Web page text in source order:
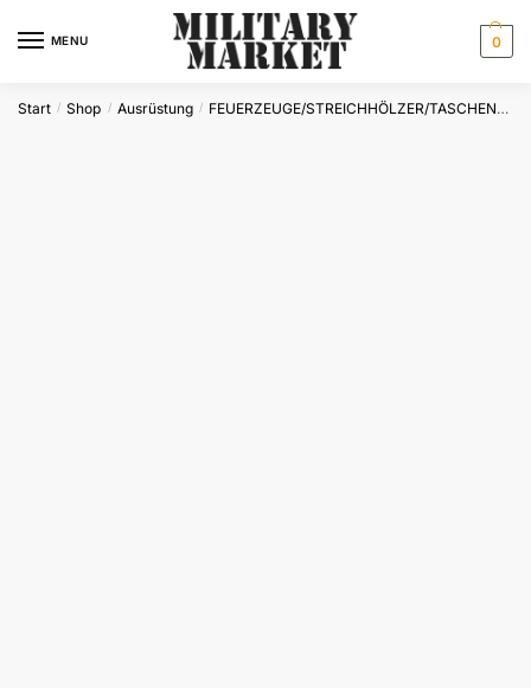
MENU 0
Start / Shop / Ausrüstung / FEUERZEUGE/STREICHHÖLZER/TASCHENÖFEN